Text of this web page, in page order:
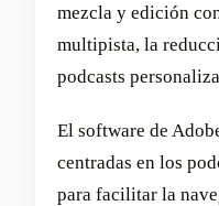
mezcla y edición
multipista, la
podcasts
El software de
centradas en los
para facilitar la